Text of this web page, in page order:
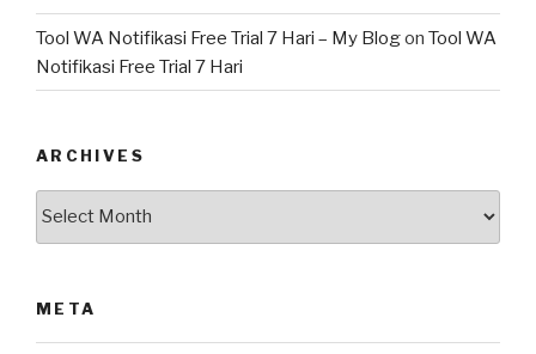
Tool WA Notifikasi Free Trial 7 Hari – My Blogon Tool WA
Notifikasi Free Trial 7 Hari
ARCHIVES
META